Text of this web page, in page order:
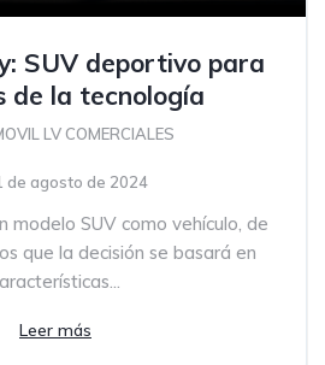
SUV deportivo para
de la tecnología
LV COMERCIALES
de agosto de 2024
modelo SUV como vehículo, de
que la decisión se basará en
Leer más